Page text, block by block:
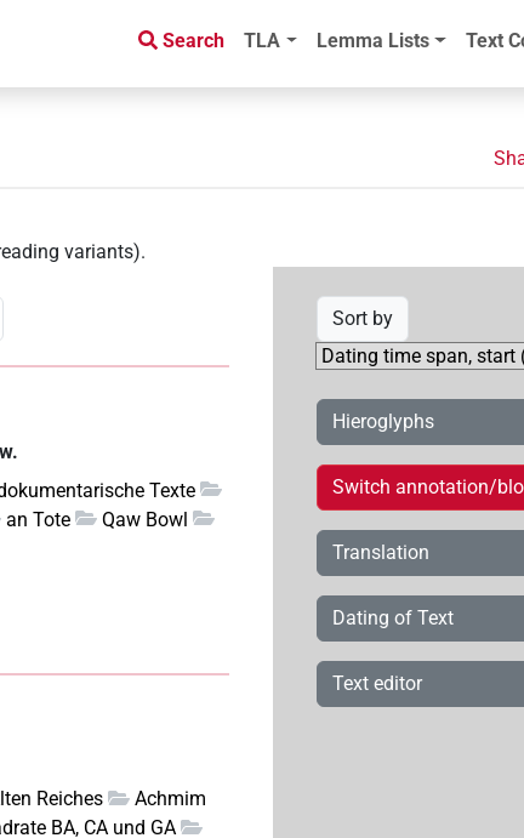
Search TLA Lemma Lists Text
variants).
Texte
an Tote
Qaw Bowl
Reiches
Achmim
BA, CA und GA
Sort by
Hieroglyphs
Switch annotation/
Translation
Dating of Text
Text editor